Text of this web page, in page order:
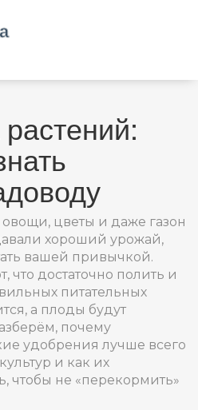
овощи, цветы и даже газон
хороший урожай,
вашей привычкой.
что достаточно полить и
питательных
а плоды будут
почему
удобрения лучше всего
и как их
чтобы не «перекормить»